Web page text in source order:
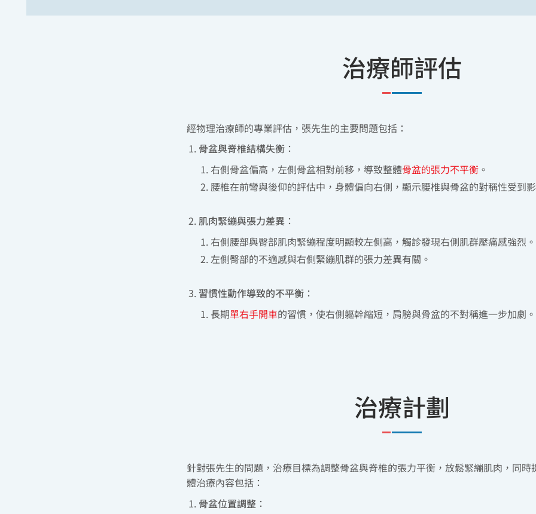
治療師評估
經物理治療師的專業評估，張先生的主要問題包括：
骨盆與脊椎結構失衡 ：
右側骨盆偏高，左側骨盆相對前移，導致整體骨盆的張力不平衡 。
腰椎在前彎與後仰的評估中，身體偏向右側，顯示腰椎與骨盆的對稱性受到
肌肉緊繃與張力差異 ：
右側腰部與臀部肌肉緊繃程度明顯較左側高，觸診發現右側肌群壓痛感強烈。
左側臀部的不適感與右側緊繃肌群的張力差異有關。
習慣性動作導致的不平衡 ：
長期單右手開車的習慣，使右側軀幹縮短，肩膀與骨盆的不對稱進一步加劇。
治療計劃
針對張先生的問題，治療目標為調整骨盆與脊椎的張力平衡，放鬆緊繃肌肉，同時
體治療內容包括：
骨盆位置調整 ：